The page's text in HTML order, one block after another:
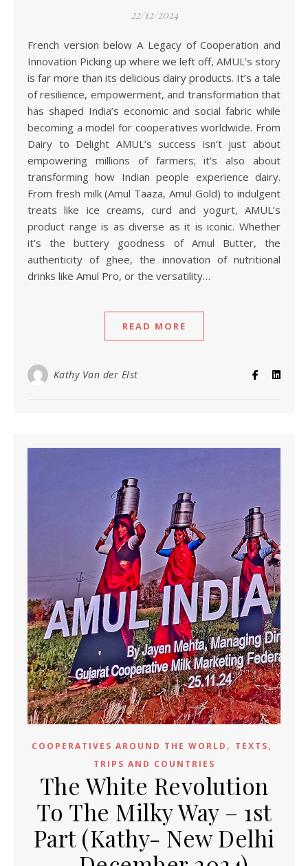
22/12/2024
French version below A Legacy of Cooperation and
Innovation Picking up where we left off, AMUL’s story
is far more than its delicious dairy products. It’s a tale
of resilience, empowerment, and transformation that
has shaped India’s economic and social fabric while
becoming a model for cooperatives worldwide. From
Dairy to Delight AMUL’s success isn’t just about
empowering millions of farmers; it’s also about
transforming how Indian people experience dairy.
From fresh milk (Amul Taaza, Amul Gold) to indulgent
treats like ice creams, curd and yogurt, AMUL’s
product range is as diverse as it is iconic. Whether
it’s the buttery goodness of Amul Butter, the
authenticity of ghee, the innovation of nutritional
drinks like Amul Pro, or the versatility…
READ MORE
Kathy Van der Elst
COOPERATIVES AROUND THE WORLD , TEXTS,
TRIPS AND COUNTRIES
The White Revolution
To The Milky Way – 1st
Part (Kathy- New Delhi